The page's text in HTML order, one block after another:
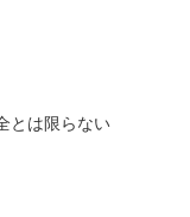
とは限らない